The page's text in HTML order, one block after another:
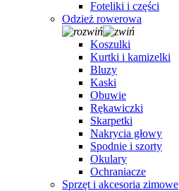
Foteliki i części
Odzież rowerowa
Koszulki
Kurtki i kamizelki
Bluzy
Kaski
Obuwie
Rękawiczki
Skarpetki
Nakrycia głowy
Spodnie i szorty
Okulary
Ochraniacze
Sprzęt i akcesoria zimowe